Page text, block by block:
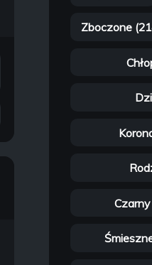
Zboczone